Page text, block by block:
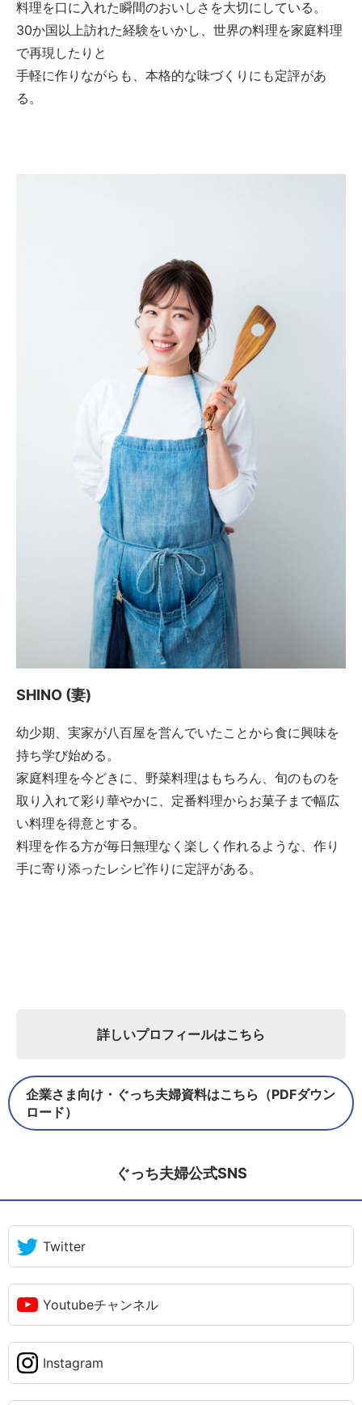
料理を口に入れた瞬間のおいしさを大切にしている。
30か国以上訪れた経験をいかし、世界の料理を家庭料理
で再現したりと
手軽に作りながらも、本格的な味づくりにも定評があ
る。
SHINO (妻)
幼少期、実家が八百屋を営んでいたことから食に興味を
持ち学び始める。
家庭料理を今どきに、野菜料理はもちろん、旬のものを
取り入れて彩り華やかに、定番料理からお菓子まで幅広
い料理を得意とする。
料理を作る方が毎日無理なく楽しく作れるような、作り
手に寄り添ったレシピ作りに定評がある。
詳しいプロフィールはこちら
企業さま向け・ぐっち夫婦資料はこちら（PDFダウン
ロード）
ぐっち夫婦公式SNS
Twitter
Youtubeチャンネル
Instagram